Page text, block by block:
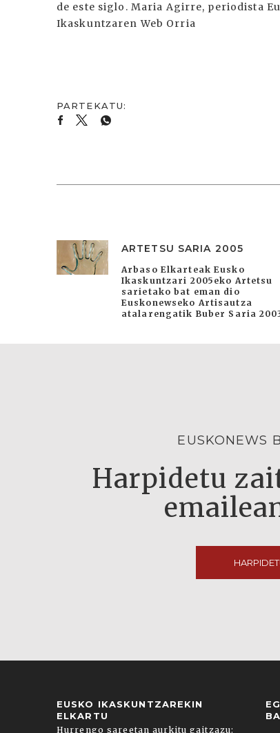
de este siglo. Maria Agirre, periodista
Ikaskuntzaren Web Orria
ARTETSU SARIA 2005
Arbaso Elkarteak Eusko
Ikaskuntzari 2005eko Artetsu
sarietako bat eman dio
Euskonewseko Artisautza
atalarengatik Buber Saria
EUSKONEWS
Harpidetu
EUSKO IKASKUNTZAREKIN
ELKARTU
Hurrengo sareetan aurkitu gaitzazu: